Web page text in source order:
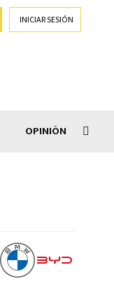
INICIAR SESIÓN
OPINIÓN